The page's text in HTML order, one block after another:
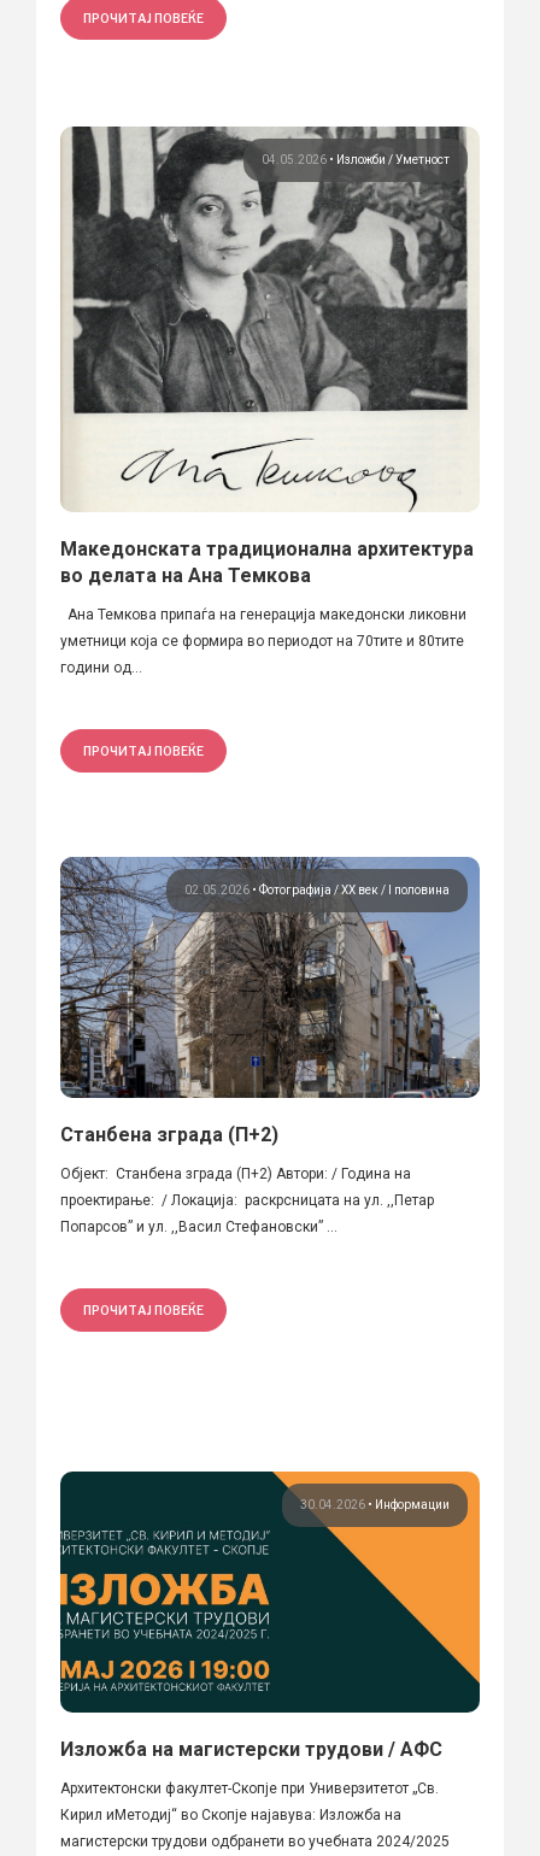
ПРОЧИТАЈ ПОВЕЌЕ
04.05.2026 • Изложби Уметност
Македонската традиционална архитектура
во делата на Ана Темкова
Ана Темкова припаѓа на генерација македонски ликовни
уметници која се формира во периодот на 70тите и 80тите
години од...
ПРОЧИТАЈ ПОВЕЌЕ
02.05.2026 • Фотографија ХХ век / I половина
Станбена зграда (П+2)
Објект: Станбена зграда (П+2) Автори: / Година на
проектирање: / Локација: раскрсницата на ул. ,,Петар
Попарсов” и ул. ,,Васил Стефановски” ...
ПРОЧИТАЈ ПОВЕЌЕ
30.04.2026 • Информации
Изложба на магистерски трудови / АФС
Архитектонски факултет-Скопје при Универзитетот „Св.
Кирил иМетодиј“ во Скопје најавува: Изложба на
магистерски трудови одбранети во учебната 2024/2025